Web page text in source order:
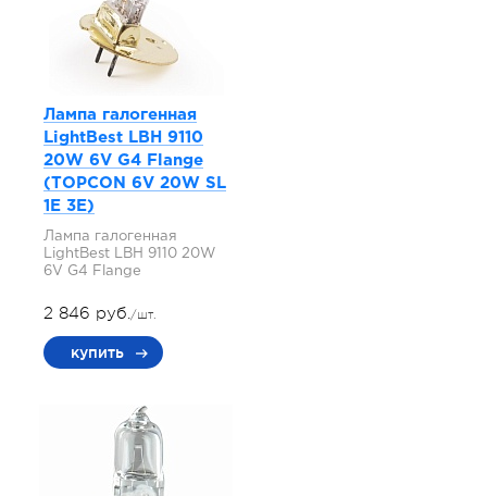
Лампа галогенная
LightBest LBH 9110
20W 6V G4 Flange
(TOPCON 6V 20W SL
1E 3E)
Лампа галогенная
LightBest LBH 9110 20W
6V G4 Flange
2 846 руб./шт.
купить